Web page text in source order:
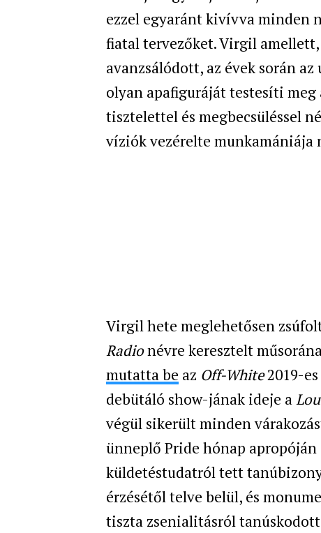
ezzel egyaránt kivívva minden
fiatal tervezőket. Virgil
avanzsálódott, az évek során
olyan apafiguráját testesíti
tisztelettel és megbecsüléssel
víziók vezérelte munkamániája
Virgil hete meglehetősen
Radionévre keresztelt
mutatta be az Off-White2019-
debütáló show-jának ideje a
végül sikerült minden
ünneplő Pride hónap
küldetéstudatról tett
érzésétől telve belül, és
tiszta zsenialitásról